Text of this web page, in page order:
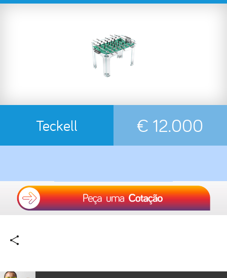
Teckell € 12.000